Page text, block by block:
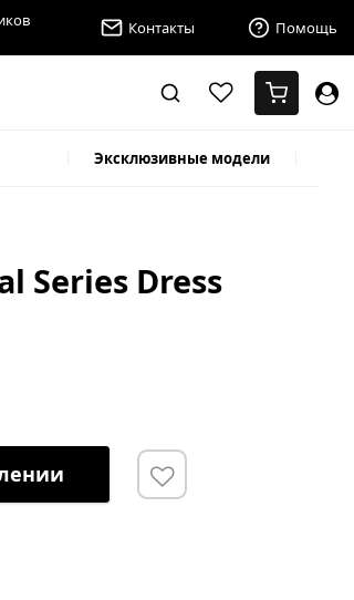
Контакты Помощь
Эксклюзивные модели
Series Dress